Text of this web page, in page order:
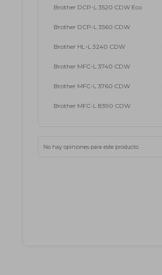
Brother DCP-L 3520 CDW Eco
Brother DCP-L 3560 CDW
Brother HL-L 3240 CDW
Brother MFC-L 3740 CDW
Brother MFC-L 3760 CDW
Brother MFC-L 8390 CDW
No hay opiniones para este producto.